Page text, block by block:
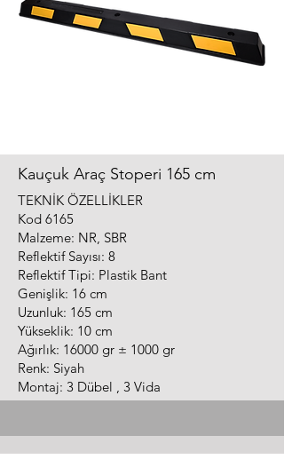
Kauçuk Araç Stoperi 165 cm
TEKNİK ÖZELLİKLER
Kod 6165
Malzeme: NR, SBR
Reflektif Sayısı: 8
Reflektif Tipi: Plastik Bant
Genişlik: 16 cm
Uzunluk: 165 cm
Yükseklik: 10 cm
Ağırlık: 16000 gr ± 1000 gr
Renk: Siyah
Montaj: 3 Dübel , 3 Vida